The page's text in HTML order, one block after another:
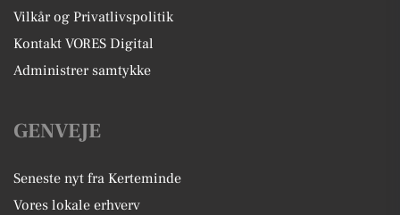
Vilkår og Privatlivspolitik
Kontakt VORES Digital
Administrer samtykke
GENVEJE
Seneste nyt fra Kerteminde
Vores lokale erhverv